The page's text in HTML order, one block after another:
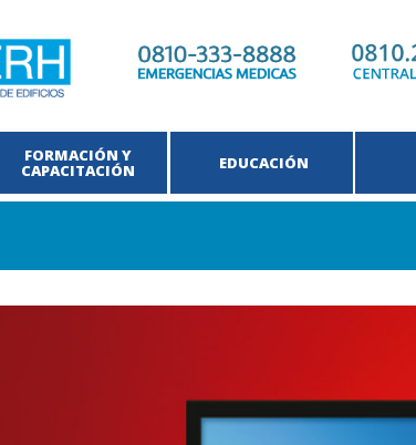
EDUCACIÓN
FORMACIÓN Y
CAPACITACIÓN